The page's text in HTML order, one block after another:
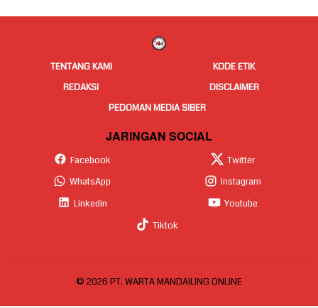
TENTANG KAMI
KODE ETIK
REDAKSI
DISCLAIMER
PEDOMAN MEDIA SIBER
JARINGAN SOCIAL
Facebook
Twitter
WhatsApp
Instagram
Linkedin
Youtube
Tiktok
© 2026 PT. WARTA MANDAILING ONLINE